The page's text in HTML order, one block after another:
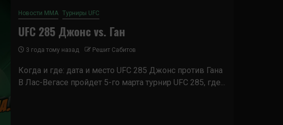
Новости ММА Турниры UFC
UFC 285 Джонс vs. Ган
3 года тому назад Решит Сабитов
Когда и где: дата и место UFC 285 Джонс против Гана
В Лас-Вегасе пройдет 5-го марта турнир UFC 285, где...